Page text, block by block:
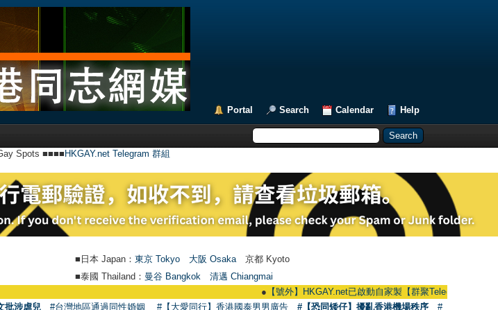
Portal Search Calendar Help
Spots ■■■■ HKGAY.net Telegram 群組
■日本 Japan： 東京 Tokyo 大阪 Osaka 京都 Kyoto
■泰國 Thailand： 曼谷 Bangkok
清邁 Chiangmai
【號外】HKGAY.net已啟動自家製【群聚Telegram群組】
批涉虐兒 #台灣地區通過同性婚姻 #【大愛同行】香港國泰男男廣告 #【恐同矮仔】擾亂香港機場秩序
#